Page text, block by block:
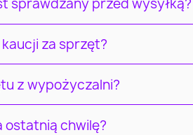
sprawdzany przed wysyłką?
za sprzęt?
z wypożyczalni?
ostatnią chwilę?